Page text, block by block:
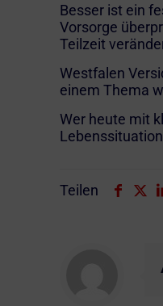
Besser ist ein
Vorsorge
Teilzeit
Westfalen
einem Thema
Wer heute mit
Teilen